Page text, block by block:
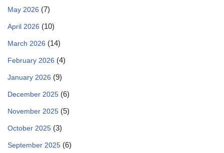
May 2026 (7)
April 2026 (10)
March 2026 (14)
February 2026 (4)
January 2026 (9)
December 2025 (6)
November 2025 (5)
October 2025 (3)
September 2025 (6)